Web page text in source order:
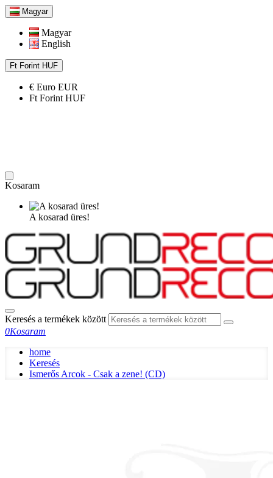
Magyar
Magyar
English
Ft Forint HUF
€ Euro EUR
Ft Forint HUF
Kosaram
A kosarad üres!
Keresés a termékek között
0Kosaram
home
Keresés
Ismerős Arcok - Csak a zene! (CD)